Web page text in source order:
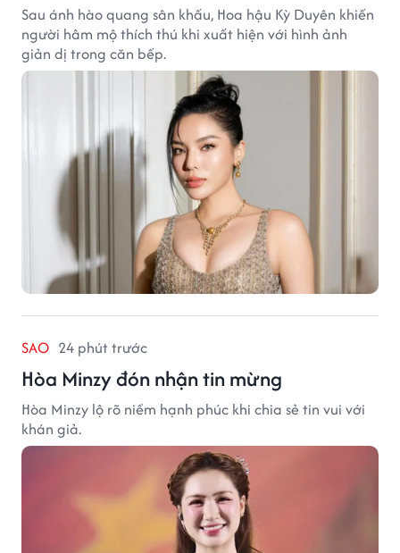
Sau ánh hào quang sân khấu, Hoa hậu Kỳ Duyên khiến
người hâm mộ thích thú khi xuất hiện với hình ảnh
giản dị trong căn bếp.
SAO 24 phút trước
Hòa Minzy đón nhận tin mừng
Hòa Minzy lộ rõ niềm hạnh phúc khi chia sẻ tin vui với
khán giả.